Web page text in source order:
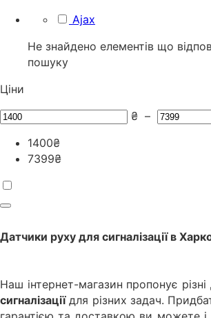
Ajax
Не знайдено елементів що
пошуку
Ціни
₴ –
1400₴
7399₴
Датчики руху для сигналізаціїв
Наш інтернет-магазин пропонує різні
сигналізаціїдля різних задач.